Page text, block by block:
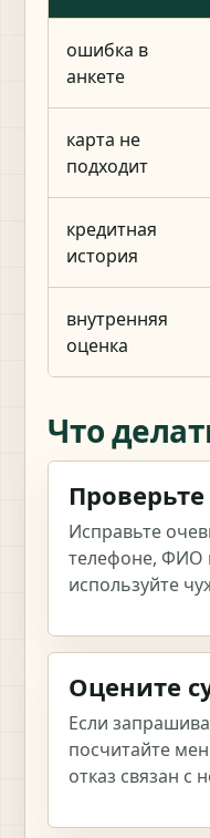
ошибка в
анкете
карта не
подходит
кредитная
история
внутренняя
оценка
Что
Исправьте
телефоне, ФИО
используйте
Оцените
Если
посчитайте
отказ связан с